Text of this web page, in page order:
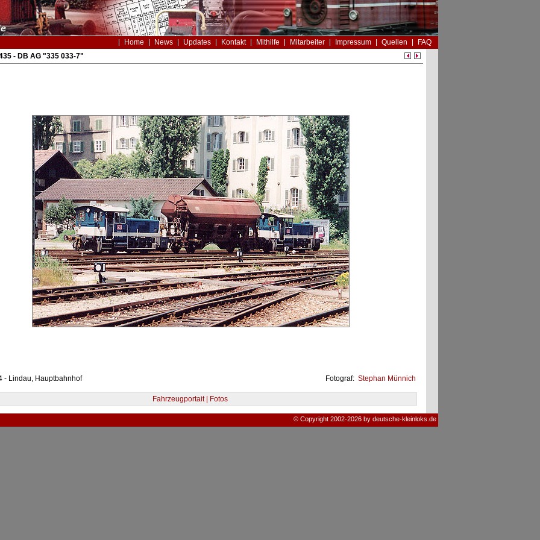
Home News Updates Kontakt Mithilfe Mitarbeiter Impressum Quellen
FAQ
- DB AG "335 033-7"
- Lindau, Hauptbahnhof Fotograf: Stephan Münnich
Fahrzeugportait | Fotos
© Copyright 2002-2026 by deutsche-kleinloks.de